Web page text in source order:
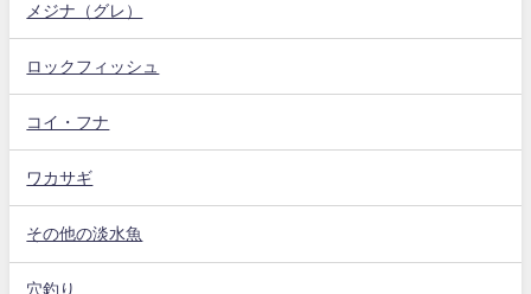
メジナ（グレ）
ロックフィッシュ
コイ・フナ
ワカサギ
その他の淡水魚
穴釣り